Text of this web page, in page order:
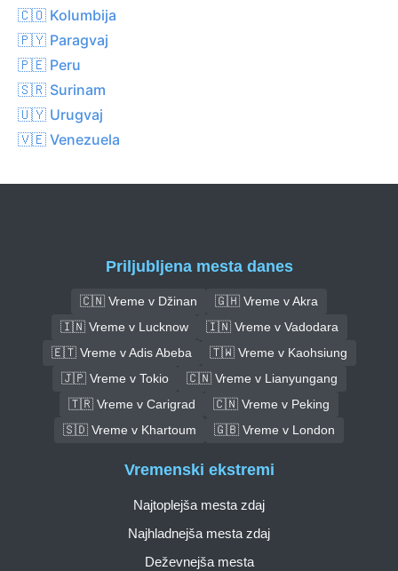
🇨🇴 Kolumbija
🇵🇾 Paragvaj
🇵🇪 Peru
🇸🇷 Surinam
🇺🇾 Urugvaj
🇻🇪 Venezuela
Priljubljena mesta danes
🇨🇳 Vreme v Džinan
🇬🇭 Vreme v Akra
🇮🇳 Vreme v Lucknow
🇮🇳 Vreme v Vadodara
🇪🇹 Vreme v Adis Abeba
🇹🇼 Vreme v Kaohsiung
🇯🇵 Vreme v Tokio
🇨🇳 Vreme v Lianyungang
🇹🇷 Vreme v Carigrad
🇨🇳 Vreme v Peking
🇸🇩 Vreme v Khartoum
🇬🇧 Vreme v London
Vremenski ekstremi
Najtoplejša mesta zdaj
Najhladnejša mesta zdaj
Deževnejša mesta